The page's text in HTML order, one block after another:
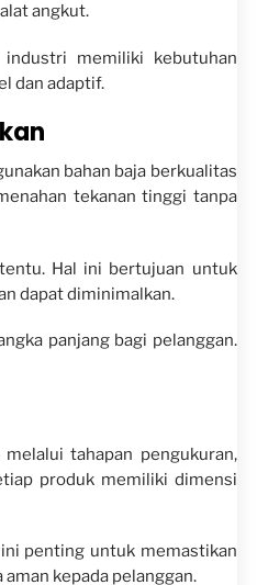
angkut.
industri memiliki kebutuhan
dan adaptif.
bahan baja berkualitas
tekanan tinggi tanpa
Hal ini bertujuan untuk
dapat diminimalkan.
panjang bagi pelanggan.
tahapan pengukuran,
produk memiliki dimensi
penting untuk memastikan
kepada pelanggan.